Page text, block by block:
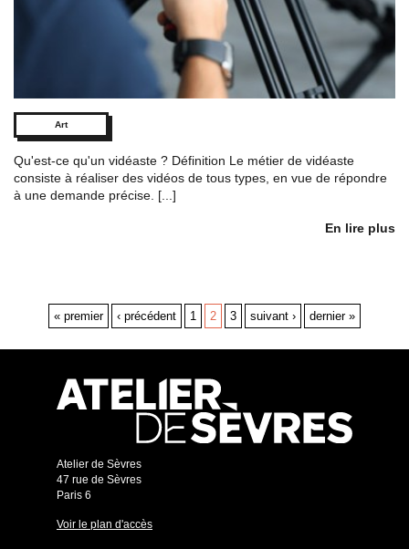
Art
Qu'est-ce qu'un vidéaste ? Définition Le métier de vidéaste
consiste à réaliser des vidéos de tous types, en vue de répondre
à une demande précise. [...]
En lire plus
« premier ‹ précédent 1 2 3 suivant › dernier »
Atelier de Sèvres
47 rue de Sèvres
Paris 6
Voir le plan d'accès